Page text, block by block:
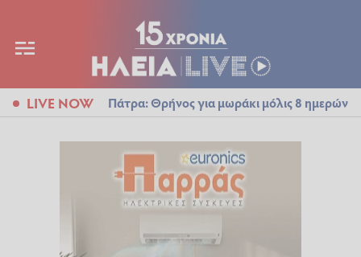
LIVE NOW Πάτρα: Θρήνος για μωράκι μόλις 8 ημερών